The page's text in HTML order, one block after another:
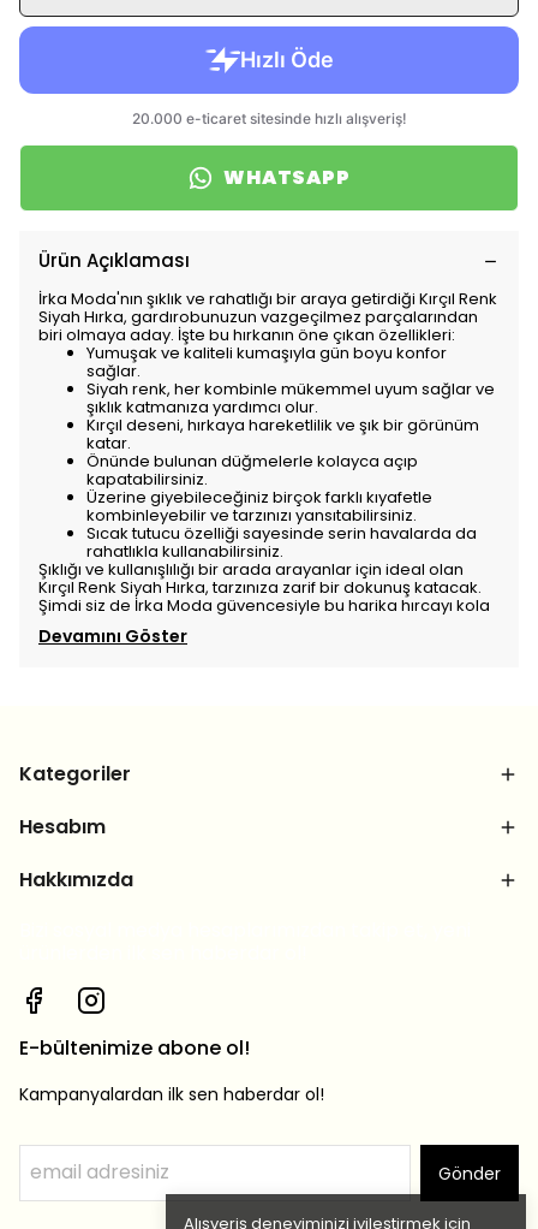
Alışveriş deneyiminizi iyileştirmek için
WHATSAPP
Ürün Açıklaması
İrka Moda'nın şıklık ve rahatlığı bir araya getirdiği Kırçıl Renk
Siyah Hırka, gardırobunuzun vazgeçilmez parçalarından
biri olmaya aday. İşte bu hırkanın öne çıkan özellikleri:
Yumuşak ve kaliteli kumaşıyla gün boyu konfor
sağlar.
Siyah renk, her kombinle mükemmel uyum sağlar ve
şıklık katmanıza yardımcı olur.
Kırçıl deseni, hırkaya hareketlilik ve şık bir görünüm
katar.
Önünde bulunan düğmelerle kolayca açıp
kapatabilirsiniz.
Üzerine giyebileceğiniz birçok farklı kıyafetle
kombinleyebilir ve tarzınızı yansıtabilirsiniz.
Sıcak tutucu özelliği sayesinde serin havalarda da
rahatlıkla kullanabilirsiniz.
Şıklığı ve kullanışlılığı bir arada arayanlar için ideal olan
Kırçıl Renk Siyah Hırka, tarzınıza zarif bir dokunuş katacak.
Şimdi siz de İrka Moda güvencesiyle bu harika hırcayı kola
Devamını Göster
Kategoriler
Hesabım
Hakkımızda
E-bültenimize abone ol!
Kampanyalardan ilk sen haberdar ol!
Gönder